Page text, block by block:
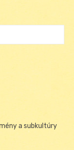
a subkultúry